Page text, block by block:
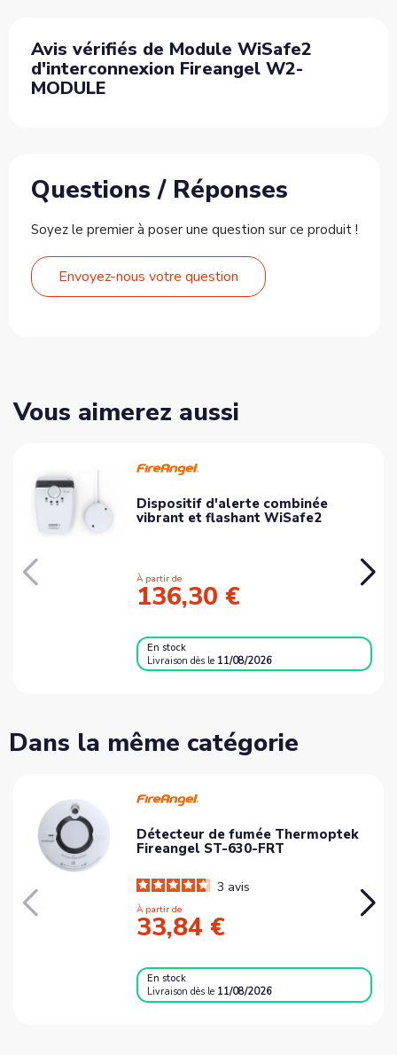
Avis vérifiés de Module WiSafe2
d'interconnexion Fireangel W2-
MODULE
Questions / Réponses
Soyez le premier à poser une question sur ce produit !
Envoyez-nous votre question
Vous aimerez aussi
Dispositif d'alerte combinée
vibrant et flashant WiSafe2
À partir de
136,30 €
En stock
Livraisondès le 11/08/2026
Dans la même catégorie
Détecteur de fumée Thermoptek
Fireangel ST-630-FRT
3 avis
À partir de
33,84 €
En stock
Livraisondès le 11/08/2026